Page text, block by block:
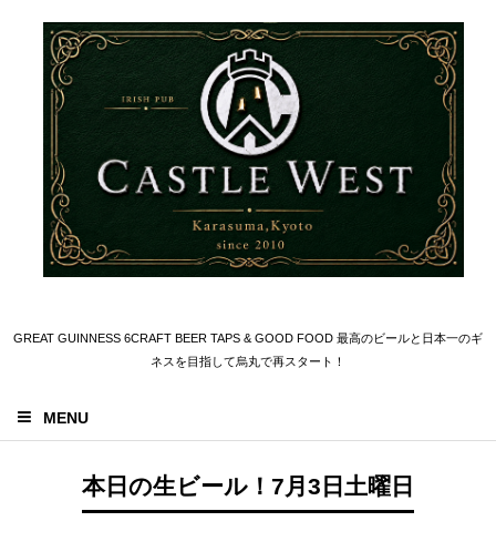
GREAT GUINNESS 6CRAFT BEER TAPS & GOOD FOOD 最高のビールと日本一のギ
ネスを目指して烏丸で再スタート！
MENU
本日の生ビール！7月3日土曜日